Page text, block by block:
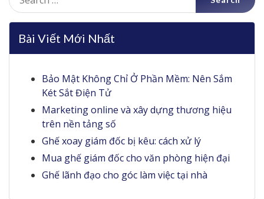
for:
Bài Viết Mới Nhất
Bảo Mật Không Chỉ Ở Phần Mềm: Nên Sắm
Két Sắt Điện Tử
Marketing online và xây dựng thương hiệu
trên nền tảng số
Ghế xoay giám đốc bị kêu: cách xử lý
Mua ghế giám đốc cho văn phòng hiện đại
Ghế lãnh đạo cho góc làm việc tại nhà